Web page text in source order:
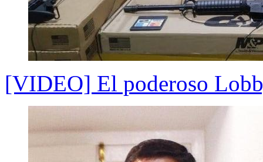
[VIDEO] El poderoso